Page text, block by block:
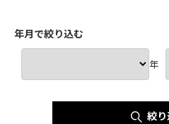
年月で絞り込む
年
絞